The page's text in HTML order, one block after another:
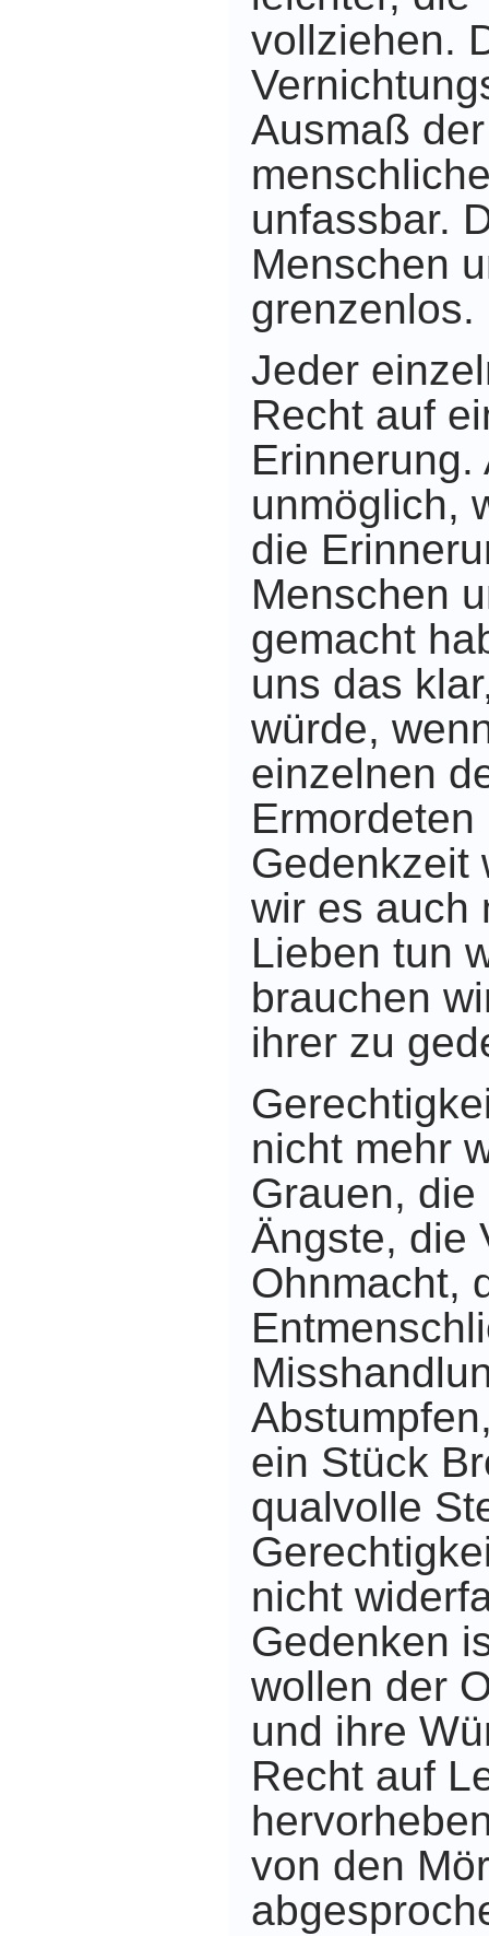
vollziehen.
Ausmaß
unfassbar.
Menschen
grenzenlos.
Jeder
Recht auf
Erinnerung.
unmöglich,
die
Menschen
gemacht
uns das
würde,
einzelnen
Gedenkzeit
wir es auch
Lieben tun
brauchen
ihrer zu
nicht mehr
Grauen,
Ängste, die
Ohnmacht,
ein Stück
qualvolle
nicht
Gedenken
wollen der
und ihre
Recht auf
von den